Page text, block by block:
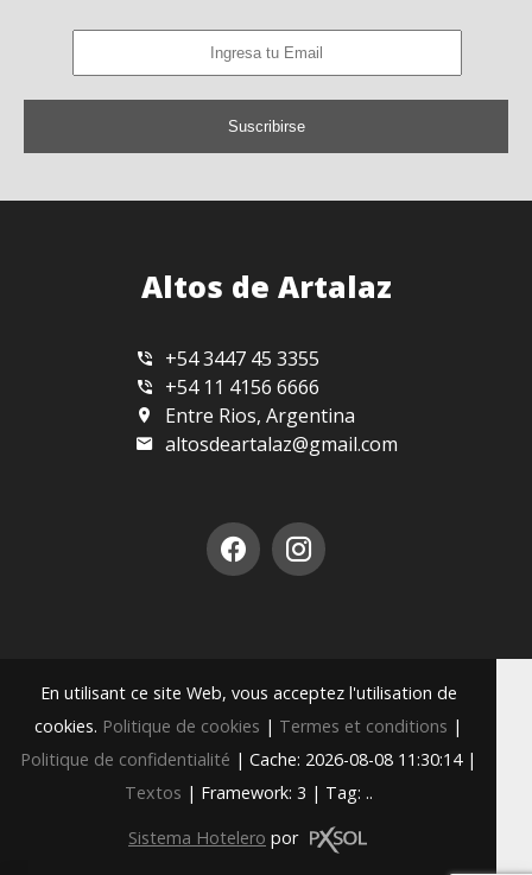
Suscribirse
+54 3447 45 3355
+54 11 4156 6666
Entre Rios, Argentina
altosdeartalaz@gmail.com
Altos de Artalaz
En utilisant ce site Web, vous acceptez l'utilisation de
cookies. Politique de cookies | Termes et conditions |
Politique de confidentialité | Cache: 2026-08-08 11:30:14 |
Textos | Framework: 3 | Tag: ..
Sistema Hotelero por